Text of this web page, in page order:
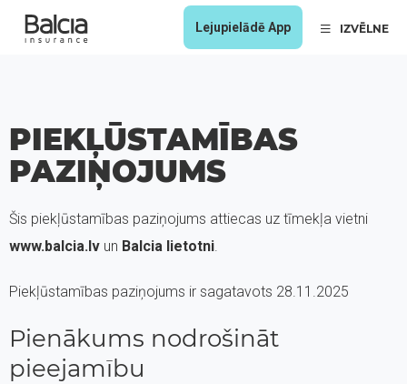
Lejupielādē App IZVĒLNE
PIEKĻŪSTAMĪBAS
PAZIŅOJUMS
Šis piekļūstamības paziņojums attiecas uz tīmekļa vietni
www.balcia.lv un Balcia lietotni.
Piekļūstamības paziņojums ir sagatavots 28.11.2025
Pienākums nodrošināt
pieejamību